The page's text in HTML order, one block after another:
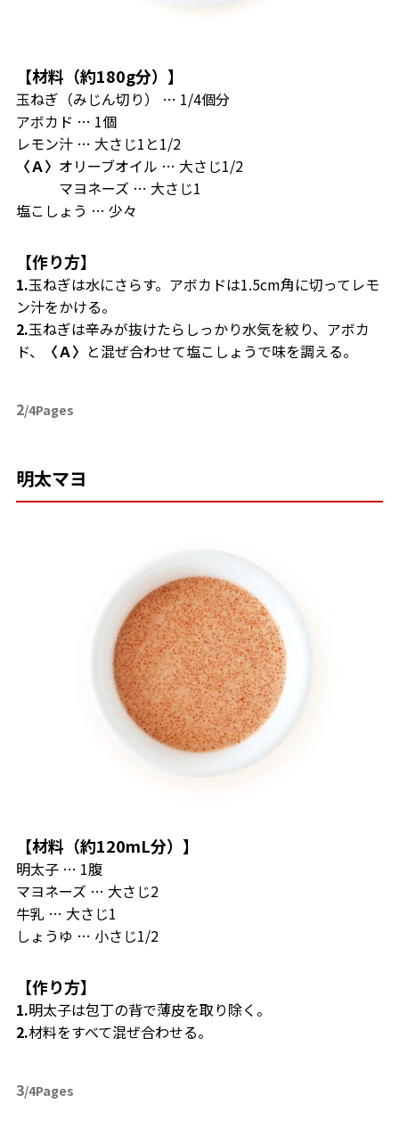
【材料（約180g分）】
玉ねぎ（みじん切り） … 1/4個分
アボカド … 1個
レモン汁 … 大さじ1と1/2
〈Ａ〉 オリーブオイル … 大さじ1/2
マヨネーズ … 大さじ1
塩こしょう … 少々
【作り方】
1.玉ねぎは水にさらす。アボカドは1.5cm角に切ってレモ
ン汁をかける。
2.玉ねぎは辛みが抜けたらしっかり水気を絞り、アボカ
ド、
〈Ａ〉 と混ぜ合わせて塩こしょうで味を調える。
2/4Pages
明太マヨ
【材料（約120mL分）】
明太子 … 1腹
マヨネーズ … 大さじ2
牛乳 … 大さじ1
しょうゆ … 小さじ1/2
【作り方】
1.明太子は包丁の背で薄皮を取り除く。
2.材料をすべて混ぜ合わせる。
3/4Pages